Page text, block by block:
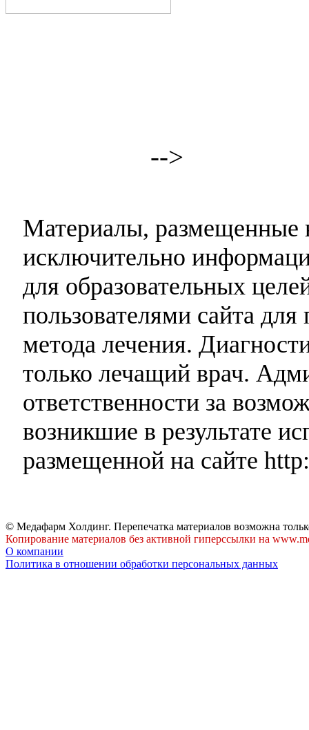
-->
Материалы, размещенные
исключительно
для образовательных
пользователями сайта
метода лечения.
только лечащий врач.
ответственности за
возникшие в результате
размещенной на сайте
© Медафарм Холдинг. Перепечатка материалов возможна
Копирование материалов без активной гиперссылки на
О компании
Политика в отношении обработки персональных данных